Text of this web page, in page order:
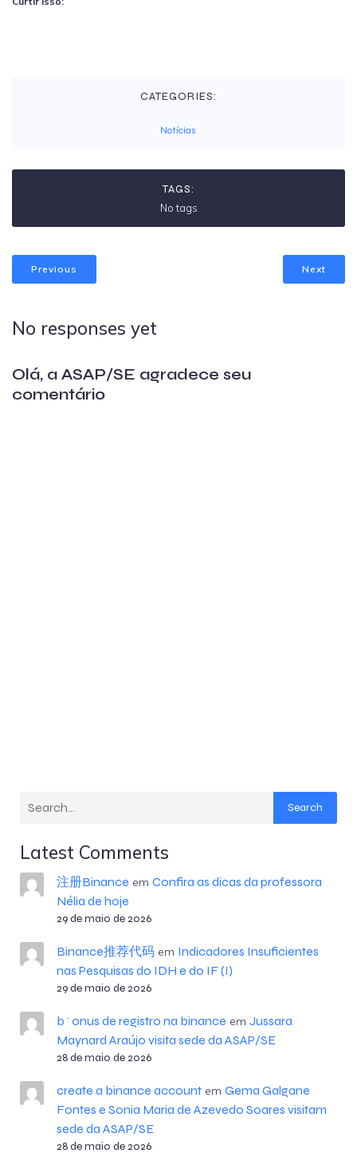
CATEGORIES:
Notícias
TAGS:
No tags
Previous Next
No responses yet
Olá, a ASAP/SE agradece seu
comentário
Search
Latest Comments
注册Binance em Confira as dicas da professora
Nélia de hoje
29 de maio de 2026
Binance推荐代码em Indicadores Insuficientes
nas Pesquisas do IDH e do IF (I)
29 de maio de 2026
b^onus de registro na binance em Jussara
Maynard Araújo visita sede da ASAP/SE
28 de maio de 2026
create a binance accountem Gema Galgane
Fontes e Sonia Maria de Azevedo Soares visitam
sede da ASAP/SE
28 de maio de 2026